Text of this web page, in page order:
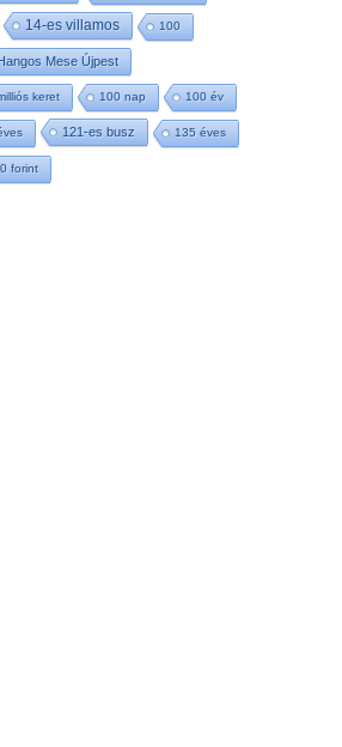
14-es villamos 100
Mese Újpest
keret 100 nap 100 év
121-es busz 135 éves
forint